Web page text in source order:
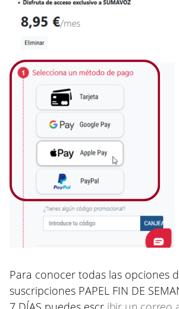
Para conocer todas las opciones
suscripciones PAPEL FIN DE